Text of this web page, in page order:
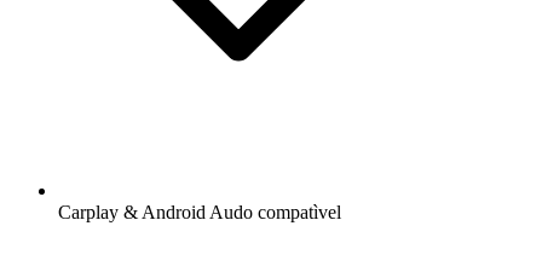
Carplay & Android Audo compatìvel